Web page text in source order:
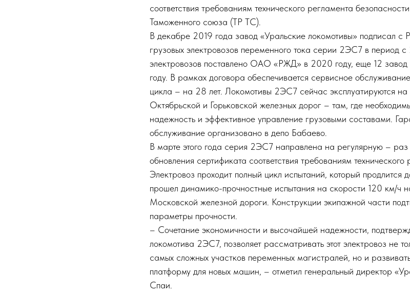
соответствия требованиям технического регламента
Таможенного союза (ТР ТС).
В декабре 2019 года завод «Уральские локомотивы» подписал с
грузовых электровозов переменного тока серии 2ЭС7 в период
электровозов поставлено ОАО «РЖД» в 2020 году, еще 12 завод
году. В рамках договора обеспечивается сервисное
цикла – на 28 лет. Локомотивы 2ЭС7 сейчас эксплуатируются на
Октябрьской и Горьковской железных дорог – там, где
надежность и эффективное управление грузовыми составами.
обслуживание организовано в депо Бабаево.
В марте этого года серия 2ЭС7 направлена на регулярную – раз
обновления сертификата соответствия требованиям
Электровоз проходит полный цикл испытаний, который
прошел динамико-прочностные испытания на скорости 120 км/ч
Московской железной дороги. Конструкции экипажной части
параметры прочности.
– Сочетание экономичности и высочайшей надежности,
локомотива 2ЭС7, позволяет рассматривать этот электровоз не
самых сложных участков переменных магистралей, но и
платформу для новых машин, – отметил генеральный директор
Спаи.